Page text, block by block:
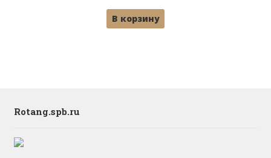
составляла
В корзину
Rotang.spb.ru